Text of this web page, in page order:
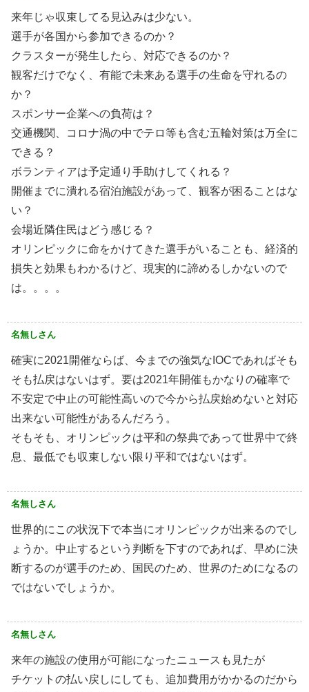
来年じゃ収束してる見込みは少ない。
選手が各国から参加できるのか？
クラスターが発生したら、対応できるのか？
観客だけでなく、有能で未来ある選手の生命を守れるの
か？
スポンサー企業への負荷は？
交通機関、コロナ渦の中でテロ等も含む五輪対策は万全に
できる？
ボランティアは予定通り手助けしてくれる？
開催までに潰れる宿泊施設があって、観客が困ることはな
い？
会場近隣住民はどう感じる？
オリンピックに命をかけてきた選手がいることも、経済的
損失と効果もわかるけど、現実的に諦めるしかないので
は。。。。
名無しさん
確実に2021開催ならば、今までの強気なIOCであればそも
そも払戻はないはず。要は2021年開催もかなりの確率で
不安定で中止の可能性高いので今から払戻始めないと対応
出来ない可能性があるんだろう。
そもそも、オリンピックは平和の祭典であって世界中で終
息、最低でも収束しない限り平和ではないはず。
名無しさん
世界的にこの状況下で本当にオリンピックが出来るのでし
ょうか。中止するという判断を下すのであれば、早めに決
断するのが選手のため、国民のため、世界のためになるの
ではないでしょうか。
名無しさん
来年の施設の使用が可能になったニュースも見たが
チケットの払い戻しにしても、追加費用がかかるのだから